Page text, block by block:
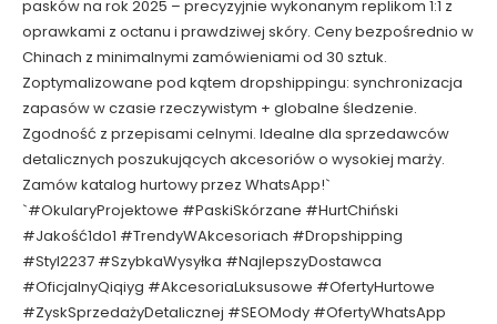
pasków na rok 2025 – precyzyjnie wykonanym replikom 1:1 z
oprawkami z octanu i prawdziwej skóry. Ceny bezpośrednio w
Chinach z minimalnymi zamówieniami od 30 sztuk.
Zoptymalizowane pod kątem dropshippingu: synchronizacja
zapasów w czasie rzeczywistym + globalne śledzenie.
Zgodność z przepisami celnymi. Idealne dla sprzedawców
detalicznych poszukujących akcesoriów o wysokiej marży.
Zamów katalog hurtowy przez WhatsApp!`
`#OkularyProjektowe #PaskiSkórzane #HurtChiński
#Jakość1do1 #TrendyWAkcesoriach #Dropshipping
#Styl2237 #SzybkaWysyłka #NajlepszyDostawca
#OficjalnyQiqiyg #AkcesoriaLuksusowe #OfertyHurtowe
#ZyskSprzedażyDetalicznej #SEOMody #OfertyWhatsApp